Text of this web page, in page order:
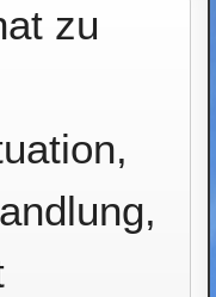
zu